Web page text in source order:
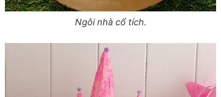
Ngôi nhà cổ tích.